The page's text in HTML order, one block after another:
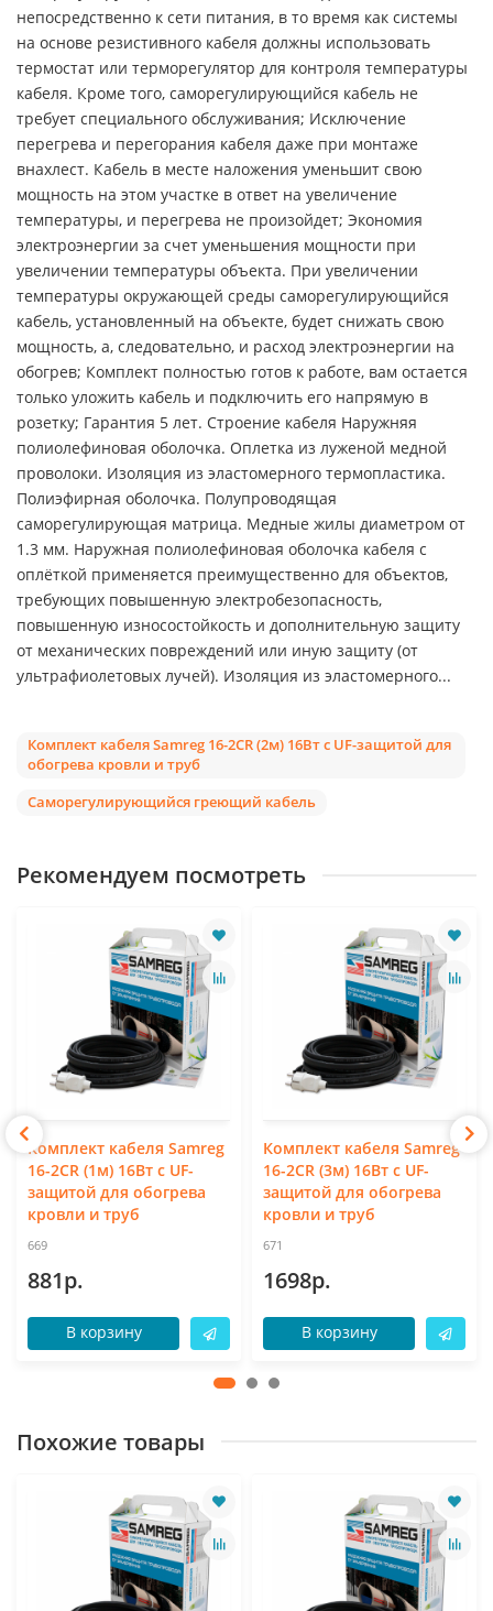
непосредственно к сети питания, в то время как системы
на основе резистивного кабеля должны использовать
термостат или терморегулятор для контроля температуры
кабеля. Кроме того, саморегулирующийся кабель не
требует специального обслуживания; Исключение
перегрева и перегорания кабеля даже при монтаже
внахлест. Кабель в месте наложения уменьшит свою
мощность на этом участке в ответ на увеличение
температуры, и перегрева не произойдет; Экономия
электроэнергии за счет уменьшения мощности при
увеличении температуры объекта. При увеличении
температуры окружающей среды саморегулирующийся
кабель, установленный на объекте, будет снижать свою
мощность, а, следовательно, и расход электроэнергии на
обогрев; Комплект полностью готов к работе, вам остается
только уложить кабель и подключить его напрямую в
розетку; Гарантия 5 лет. Строение кабеля Наружняя
полиолефиновая оболочка. Оплетка из луженой медной
проволоки. Изоляция из эластомерного термопластика.
Полиэфирная оболочка. Полупроводящая
саморегулирующая матрица. Медные жилы диаметром от
1.3 мм. Наружная полиолефиновая оболочка кабеля с
оплёткой применяется преимущественно для объектов,
требующих повышенную электробезопасность,
повышенную износостойкость и дополнительную защиту
от механических повреждений или иную защиту (от
ультрафиолетовых лучей). Изоляция из эластомерного...
Комплект кабеля Samreg 16-2CR (2м) 16Вт с UF-защитой для
обогрева кровли и труб
Саморегулирующийся греющий кабель
Рекомендуем посмотреть
Комплект кабеля Samreg
16-2CR (1м) 16Вт с UF-
защитой для обогрева
кровли и труб
669
881р.
В корзину
Комплект кабеля Samreg
16-2CR (3м) 16Вт с UF-
защитой для обогрева
кровли и труб
671
1698р.
В корзину
Похожие товары